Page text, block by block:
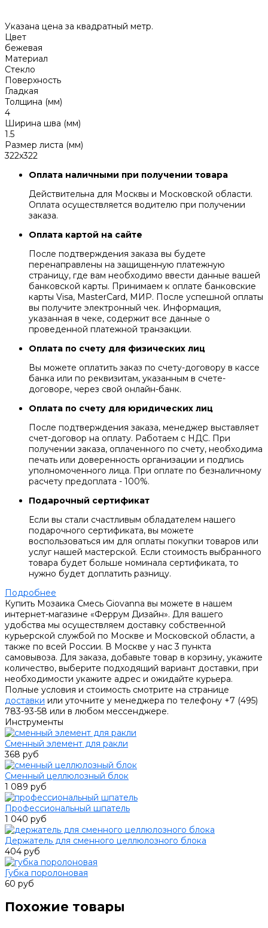
Указана цена за квадратный метр.
Цвет
бежевая
Материал
Стекло
Поверхность
Гладкая
Толщина (мм)
4
Ширина шва (мм)
1.5
Размер листа (мм)
322x322
Оплата наличными при получении товара
Действительна для Москвы и Московской области.
Оплата осуществляется водителю при получении
заказа.
Оплата картой на сайте
После подтверждения заказа вы будете
перенаправлены на защищенную платежную
страницу, где вам необходимо ввести данные вашей
банковской карты. Принимаем к оплате банковские
карты Visa, MasterCard, МИР. После успешной оплаты
вы получите электронный чек. Информация,
указанная в чеке, содержит все данные о
проведенной платежной транзакции.
Оплата по счету для физических лиц
Вы можете оплатить заказ по счету-договору в кассе
банка или по реквизитам, указанным в счете-
договоре, через свой онлайн-банк.
Оплата по счету для юридических лиц
После подтверждения заказа, менеджер выставляет
счет-договор на оплату. Работаем с НДС. При
получении заказа, оплаченного по счету, необходима
печать или доверенность организации и подпись
уполномоченного лица. При оплате по безналичному
расчету предоплата - 100%.
Подарочный сертификат
Если вы стали счастливым обладателем нашего
подарочного сертификата, вы можете
воспользоваться им для оплаты покупки товаров или
услуг нашей мастерской. Если стоимость выбранного
товара будет больше номинала сертификата, то
нужно будет доплатить разницу.
Подробнее
Купить Мозаика Смесь Giovanna вы можете в нашем
интернет-магазине «Феррум Дизайн». Для вашего
удобства мы осуществляем доставку собственной
курьерской службой по Москве и Московской области, а
также по всей России. В Москве у нас 3 пункта
самовывоза. Для заказа, добавьте товар в корзину, укажите
количество, выберите подходящий вариант доставки, при
необходимости укажите адрес и ожидайте курьера.
Полные условия и стоимость смотрите на странице
доставки или уточните у менеджера по телефону +7 (495)
783-93-58 или в любом мессенджере.
Инструменты
Сменный элемент для ракли
368 руб
Сменный целлюлозный блок
1 089 руб
Профессиональный шпатель
1 040 руб
Держатель для сменного целлюлозного блока
404 руб
Губка поролоновая
60 руб
Похожие товары